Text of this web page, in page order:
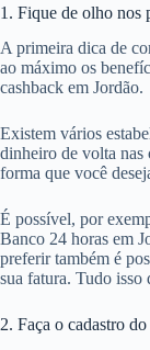
1. Fique de olho nos
A primeira dica de
ao máximo os
cashback em Jordão.
Existem vários
dinheiro de volta nas
forma que você
É possível, por
Banco 24 horas em
preferir também é
sua fatura. Tudo isso
2. Faça o cadastro